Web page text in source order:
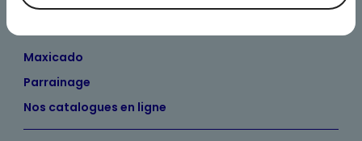
Maximo et vous
Maxicado
Parrainage
Nos catalogues en ligne